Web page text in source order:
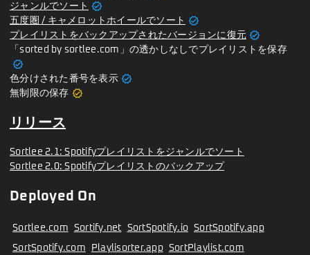
ジャンルでソート verified
五度圏 / キャメロットホイールでソート verified
プレイリストをバックアップされたバージョンに復元 verified
「sorted by sortlee.com」の透かしなしでプレイリストを保存
verified
色分けされた番号を表示 verified
無制限の保存 verified
リリース
Sortlee 2.1: Spotifyプレイリストをジャンルでソート
Sortlee 2.0: Spotifyプレイリストのバックアップ
Deployed On
Sortlee.com Sortify.net SortSpotify.io SortSpotify.app
SortSpotify.com Playlisorter.app SortPlaylist.com